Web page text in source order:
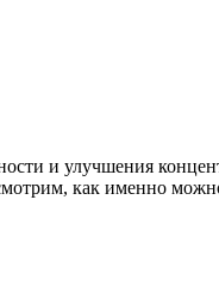
и улучшения
как именно